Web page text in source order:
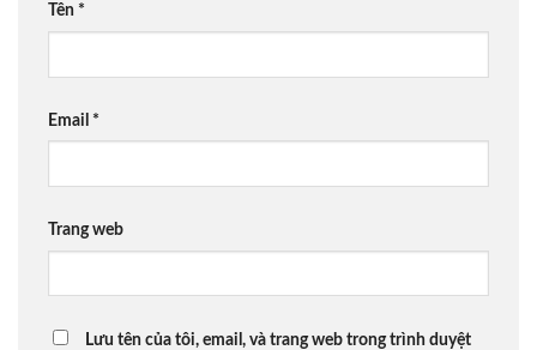
Tên *
Email *
Trang web
Lưu tên của tôi, email, và trang web trong trình duyệt